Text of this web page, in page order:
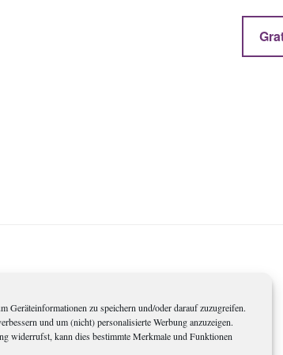
Geräteinformationen zu speichern und/oder darauf zuzugreifen.
und um (nicht) personalisierte Werbung anzuzeigen.
widerrufst, kann dies bestimmte Merkmale und Funktionen